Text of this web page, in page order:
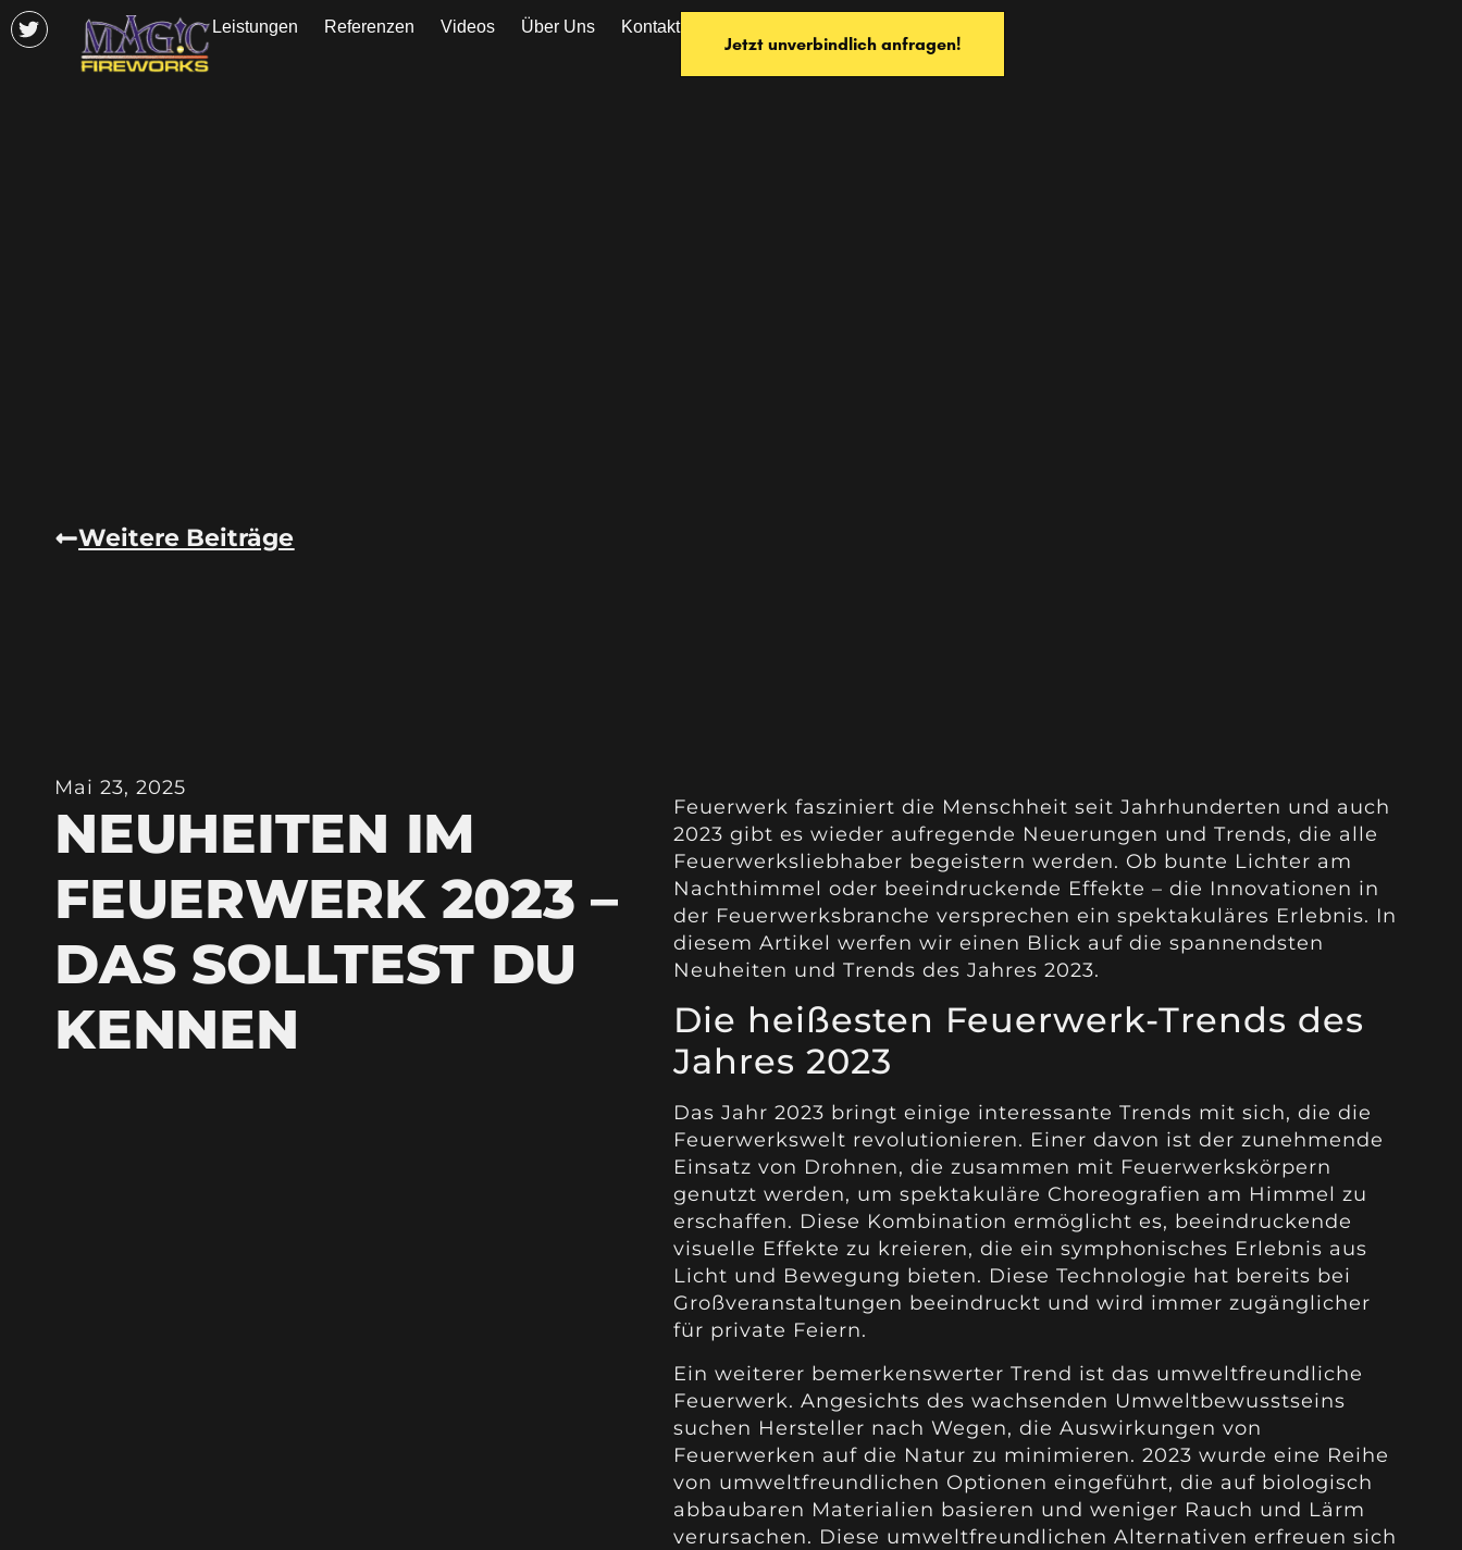
Leistungen Referenzen Videos Über Uns Kontakt
Jetzt unverbindlich anfragen!
Weitere Beiträge
Mai 23, 2025
NEUHEITEN IM
FEUERWERK 2023 –
DAS SOLLTEST DU
KENNEN
Feuerwerk fasziniert die Menschheit seit Jahrhunderten und auch
2023 gibt es wieder aufregende Neuerungen und Trends, die alle
Feuerwerksliebhaber begeistern werden. Ob bunte Lichter am
Nachthimmel oder beeindruckende Effekte – die Innovationen in
der Feuerwerksbranche versprechen ein spektakuläres Erlebnis. In
diesem Artikel werfen wir einen Blick auf die spannendsten
Neuheiten und Trends des Jahres 2023.
Die heißesten Feuerwerk-Trends des
Jahres 2023
Das Jahr 2023 bringt einige interessante Trends mit sich, die die
Feuerwerkswelt revolutionieren. Einer davon ist der zunehmende
Einsatz von Drohnen, die zusammen mit Feuerwerkskörpern
genutzt werden, um spektakuläre Choreografien am Himmel zu
erschaffen. Diese Kombination ermöglicht es, beeindruckende
visuelle Effekte zu kreieren, die ein symphonisches Erlebnis aus
Licht und Bewegung bieten. Diese Technologie hat bereits bei
Großveranstaltungen beeindruckt und wird immer zugänglicher
für private Feiern.
Ein weiterer bemerkenswerter Trend ist das umweltfreundliche
Feuerwerk. Angesichts des wachsenden Umweltbewusstseins
suchen Hersteller nach Wegen, die Auswirkungen von
Feuerwerken auf die Natur zu minimieren. 2023 wurde eine Reihe
von umweltfreundlichen Optionen eingeführt, die auf biologisch
abbaubaren Materialien basieren und weniger Rauch und Lärm
verursachen. Diese umweltfreundlichen Alternativen erfreuen sich